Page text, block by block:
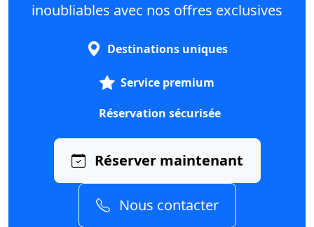
inoubliables avec nos offres exclusives
Destinations uniques
Service premium
Réservation sécurisée
Réserver maintenant
Nous contacter